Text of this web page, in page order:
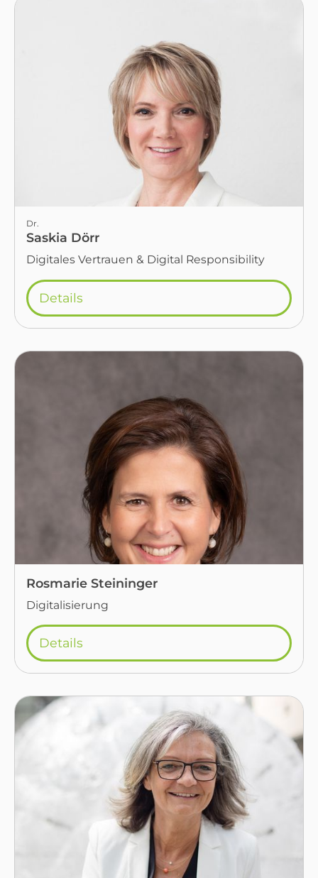
Dr.
Saskia Dörr
Digitales Vertrauen & Digital Responsibility
Details
Rosmarie Steininger
Digitalisierung
Details